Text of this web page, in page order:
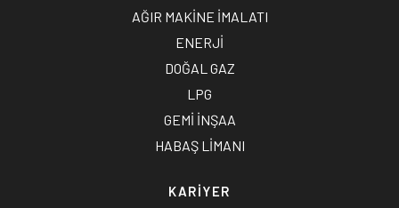
AĞIR MAKİNE İMALATI
ENERJİ
DOĞAL GAZ
LPG
GEMİ İNŞAA
HABAŞ LİMANI
KARİYER